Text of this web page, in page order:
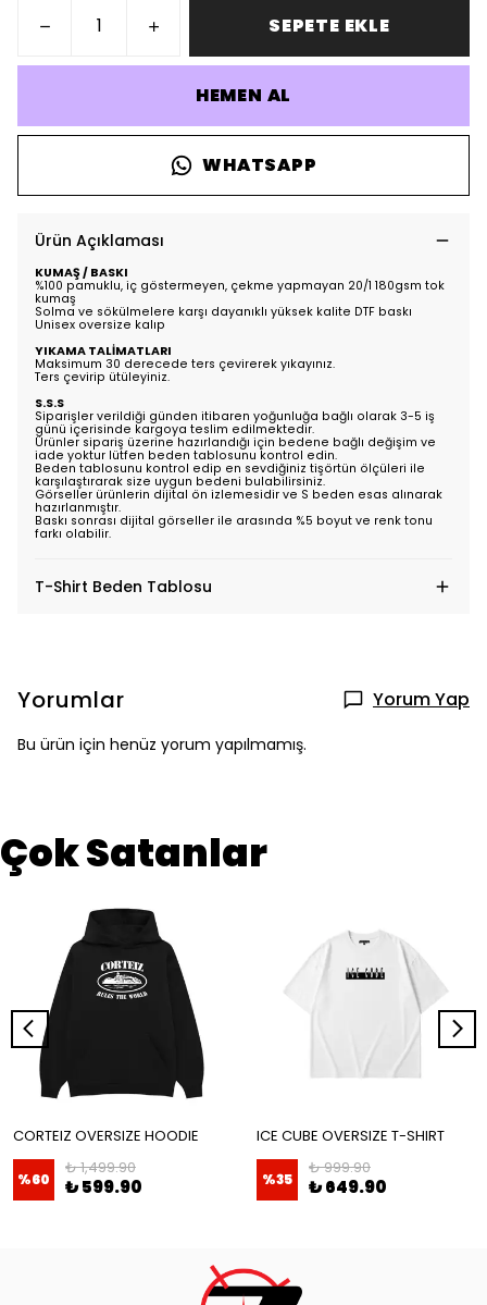
SEPETE EKLE
HEMEN AL
WHATSAPP
Ürün Açıklaması
KUMAŞ / BASKI
%100 pamuklu, iç göstermeyen, çekme yapmayan 20/1 180gsm tok
kumaş
Solma ve sökülmelere karşı dayanıklı yüksek kalite DTF baskı
Unisex oversize kalıp
YIKAMA TALİMATLARI
Maksimum 30 derecede ters çevirerek yıkayınız.
Ters çevirip ütüleyiniz.
S.S.S
Siparişler verildiği günden itibaren yoğunluğa bağlı olarak 3-5 iş
günü içerisinde kargoya teslim edilmektedir.
Ürünler sipariş üzerine hazırlandığı için bedene bağlı değişim ve
iade yoktur lütfen beden tablosunu kontrol edin.
Beden tablosunu kontrol edip en sevdiğiniz tişörtün ölçüleri ile
karşılaştırarak size uygun bedeni bulabilirsiniz.
Görseller ürünlerin dijital ön izlemesidir ve S beden esas alınarak
hazırlanmıştır.
Baskı sonrası dijital görseller ile arasında %5 boyut ve renk tonu
farkı olabilir.
T-Shirt Beden Tablosu
Yorumlar Yorum Yap
Bu ürün için henüz yorum yapılmamış.
Çok Satanlar
CORTEIZ OVERSIZE HOODIE
%60
₺ 1,499.90
₺ 599.90
ICE CUBE OVERSIZE T-SHIRT
%35
₺ 999.90
₺ 649.90